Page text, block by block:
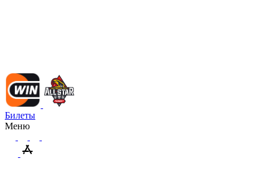
Билеты
Меню